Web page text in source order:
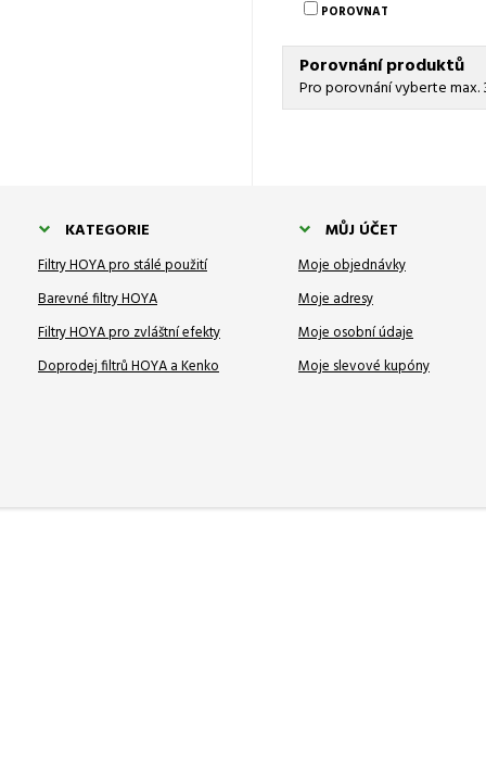
POROVNAT
Porovnání produktů
Pro porovnání vyberte max.
KATEGORIE
Filtry HOYA pro stálé použití
Barevné filtry HOYA
Filtry HOYA pro zvláštní efekty
Doprodej filtrů HOYA a Kenko
MŮJ ÚČET
Moje objednávky
Moje adresy
Moje osobní údaje
Moje slevové kupóny